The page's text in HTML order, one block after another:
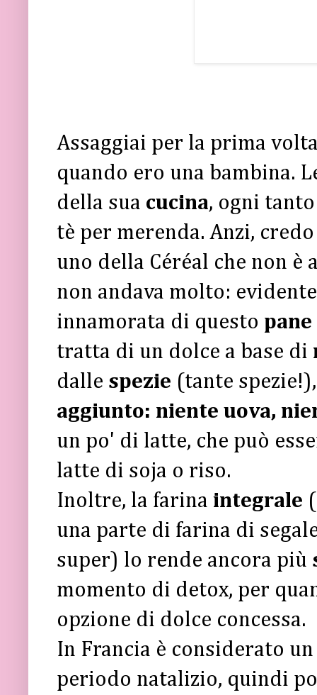
Assaggiai per la prima
quando ero una bambina.
della sua cucina, ogni
tè per merenda. Anzi,
uno della Céréal che non è
non andava molto:
innamorata di questo
tratta di un dolce a base di
dalle spezie (tante
aggiunto: niente uova,
un po' di latte, che può
latte di soja o riso.
Inoltre, la farina integrale
una parte di farina di
super) lo rende ancora più
momento di detox, per
opzione di dolce concessa.
In Francia è considerato
periodo natalizio, quindi